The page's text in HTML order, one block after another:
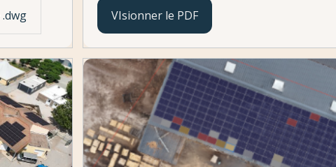
VIsionner le PDF